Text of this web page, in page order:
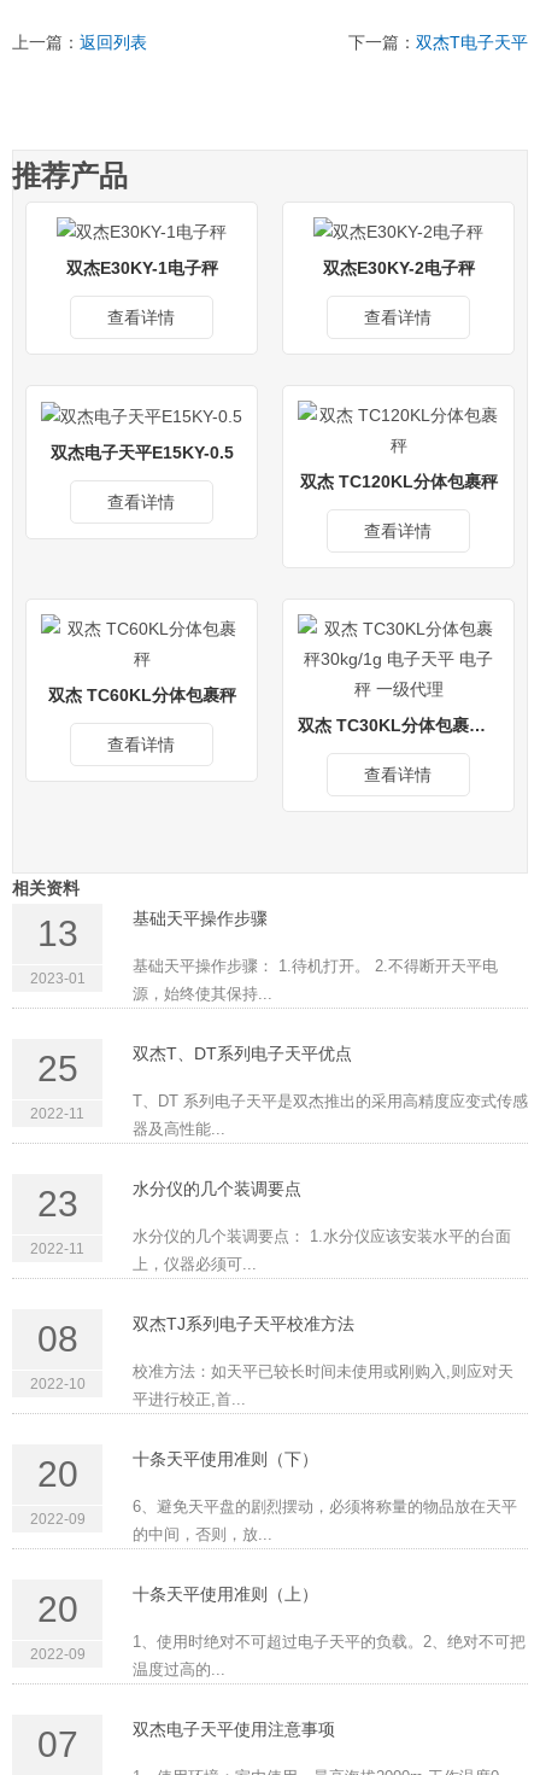
上一篇： 返回列表 下一篇： 双杰T电子天平
推荐产品
双杰E30KY-1电子秤
查看详情
双杰E30KY-2电子秤
查看详情
双杰电子天平E15KY-0.5
查看详情
双杰 TC120KL分体包裹秤
查看详情
双杰 TC60KL分体包裹秤
查看详情
双杰 TC30KL分体包裹秤30kg/1g 电子天平 电子秤 一级代理
查看详情
相关资料
13
2023-01
基础天平操作步骤
基础天平操作步骤： 1.待机打开。 2.不得断开天平电
源，始终使其保持...
25
2022-11
双杰T、DT系列电子天平优点
T、DT 系列电子天平是双杰推出的采用高精度应变式传感
器及高性能...
23
2022-11
水分仪的几个装调要点
水分仪的几个装调要点： 1.水分仪应该安装水平的台面
上，仪器必须可...
08
2022-10
双杰TJ系列电子天平校准方法
校准方法：如天平已较长时间未使用或刚购入,则应对天
平进行校正,首...
20
2022-09
十条天平使用准则（下）
6、避免天平盘的剧烈摆动，必须将称量的物品放在天平
的中间，否则，放...
20
2022-09
十条天平使用准则（上）
1、使用时绝对不可超过电子天平的负载。2、绝对不可把
温度过高的...
07 双杰电子天平使用注意事项